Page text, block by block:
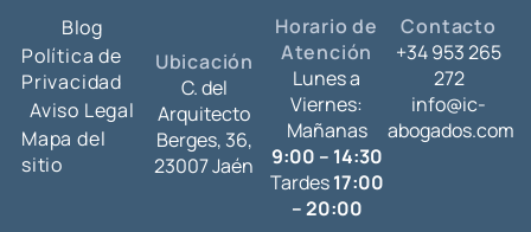
Blog
Política de
Privacidad
Aviso Legal
Mapa del
sitio
Ubicación
C. del
Arquitecto
Berges, 36,
23007 Jaén
Horario de
Atención
Lunes a
Viernes:
Mañanas
9:00 – 14:30
Tardes17:00
– 20:00
Contacto
+34 953 265
272
info@ic-
abogados.com